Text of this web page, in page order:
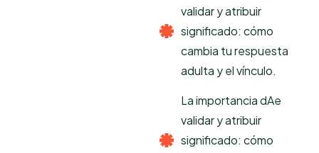
validar y atribuir
significado: cómo
cambia tu respuesta
adulta y el vínculo.
La importancia dAe
validar y atribuir
significado: cómo